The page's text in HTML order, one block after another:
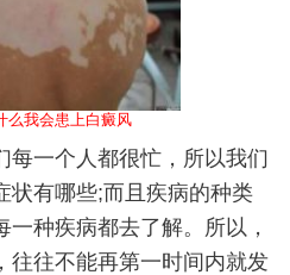
么我会患上白癜风
一个人都很忙，所以我们
状有哪些;而且疾病的种类
种疾病都去了解。所以，
往往不能再第一时间内就发